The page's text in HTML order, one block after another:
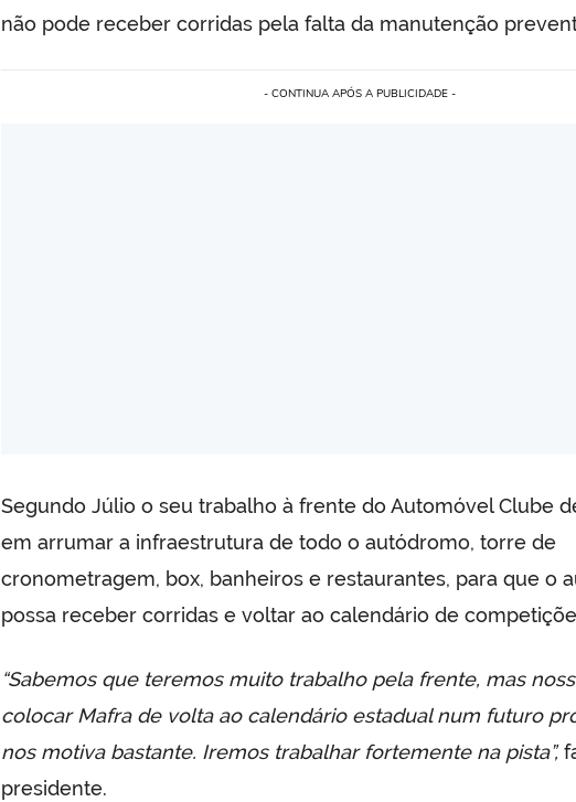
não pode receber corridas pela falta da manutenção
- CONTINUA APÓS A PUBLICIDADE -
Segundo Júlio o seu trabalho à frente do Automóvel Clube
em arrumar a infraestrutura de todo o autódromo, torre de
cronometragem, box, banheiros e restaurantes, para que o
possa receber corridas e voltar ao calendário de
“Sabemos que teremos muito trabalho pela frente, mas
colocar Mafra de volta ao calendário estadual num futuro
nos motiva bastante. Iremos trabalhar fortemente na pista”,
presidente.